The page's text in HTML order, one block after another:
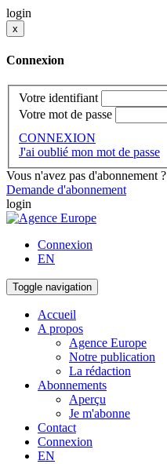
login
x
Connexion
Votre identifiant
Votre mot de passe
CONNEXION
J'ai oublié mon mot de passe
Vous n'avez pas d'abonnement ?
Demande d'abonnement
login
Connexion
EN
Toggle navigation
Accueil
A propos
Agence Europe
Notre publication
La rédaction
Abonnements
Aperçu
Je m'abonne
Contact
Connexion
EN